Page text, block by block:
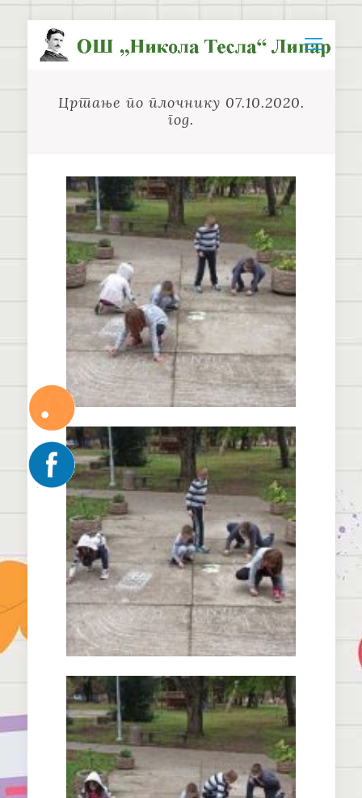
Цртање по плочнику 07.10.2020.
год.